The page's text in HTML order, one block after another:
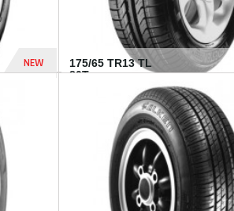
NEW
394 Dhs
175/65 TR13 TL
80T...